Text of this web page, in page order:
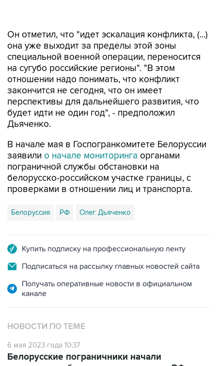
специальной военной операции, переносится
на сугубо российские регионы". "В этом
отношении надо понимать, что конфликт
закончится не сегодня, что он имеет
перспективы для дальнейшего развития, что
будет идти не один год", - предположил
Дьяченко.
В начале мая в Госпогранкомитете Белоруссии
пограничной службы обстановки на
белорусско-российском участке границы, с
проверками в отношении лиц и транспорта.
Белоруссия РФ Олег Дьяченко
Подписаться на рассылку главных новостей сайта
Получать оперативные новости в официальном
НОВОСТИ ПО ТЕМЕ
6 мая 2023 года 10:37
мониторинг обстановки на границе с РФ